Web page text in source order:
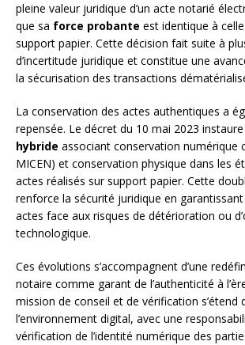
pleine valeur juridique d’un acte notarié
que sa force probante est identique à
support papier. Cette décision fait suite à
d’incertitude juridique et constitue une
la sécurisation des transactions
La conservation des actes authentiques a
repensée. Le décret du 10 mai 2023
hybride associant conservation numérique
MICEN) et conservation physique dans les
actes réalisés sur support papier. Cette
renforce la sécurité juridique en
actes face aux risques de détérioration ou
technologique.
Ces évolutions s’accompagnent d’une
notaire comme garant de l’authenticité à
mission de conseil et de vérification s’étend
l’environnement digital, avec une
vérification de l’identité numérique des